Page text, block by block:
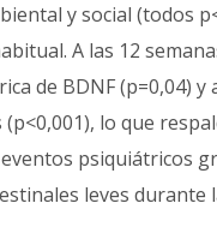
y social (todos
A las 12
de BDNF (p=0,04) y
lo que
psiquiátricos
leves durante